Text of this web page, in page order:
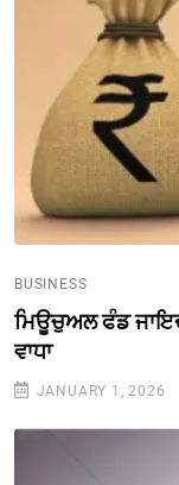
BUSINESS
ਮਿਊਚੁਅਲ ਫੰਡ
ਵਾਧਾ
JANUARY 1, 2026